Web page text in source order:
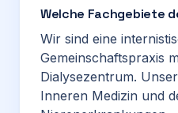
Welche Fachgebiete
Wir sind eine
Gemeinschaftspraxis
Dialysezentrum.
Inneren Medizin und